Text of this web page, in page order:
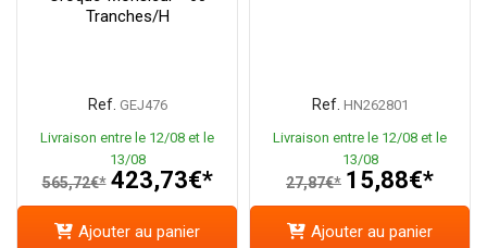
Tranches/h
Ref. GEJ476
Livraison entre le 12/08 et le
13/08
565,72€* 423,73€*
Ajouter au panier
Ref. HN262801
Livraison entre le 12/08 et le
13/08
27,87€* 15,88€*
Ajouter au panier